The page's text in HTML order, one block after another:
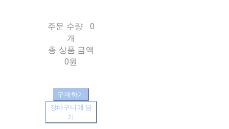
주문 수량
0
개
총 상품 금액
0원
구매하기
장바구니에 담
기